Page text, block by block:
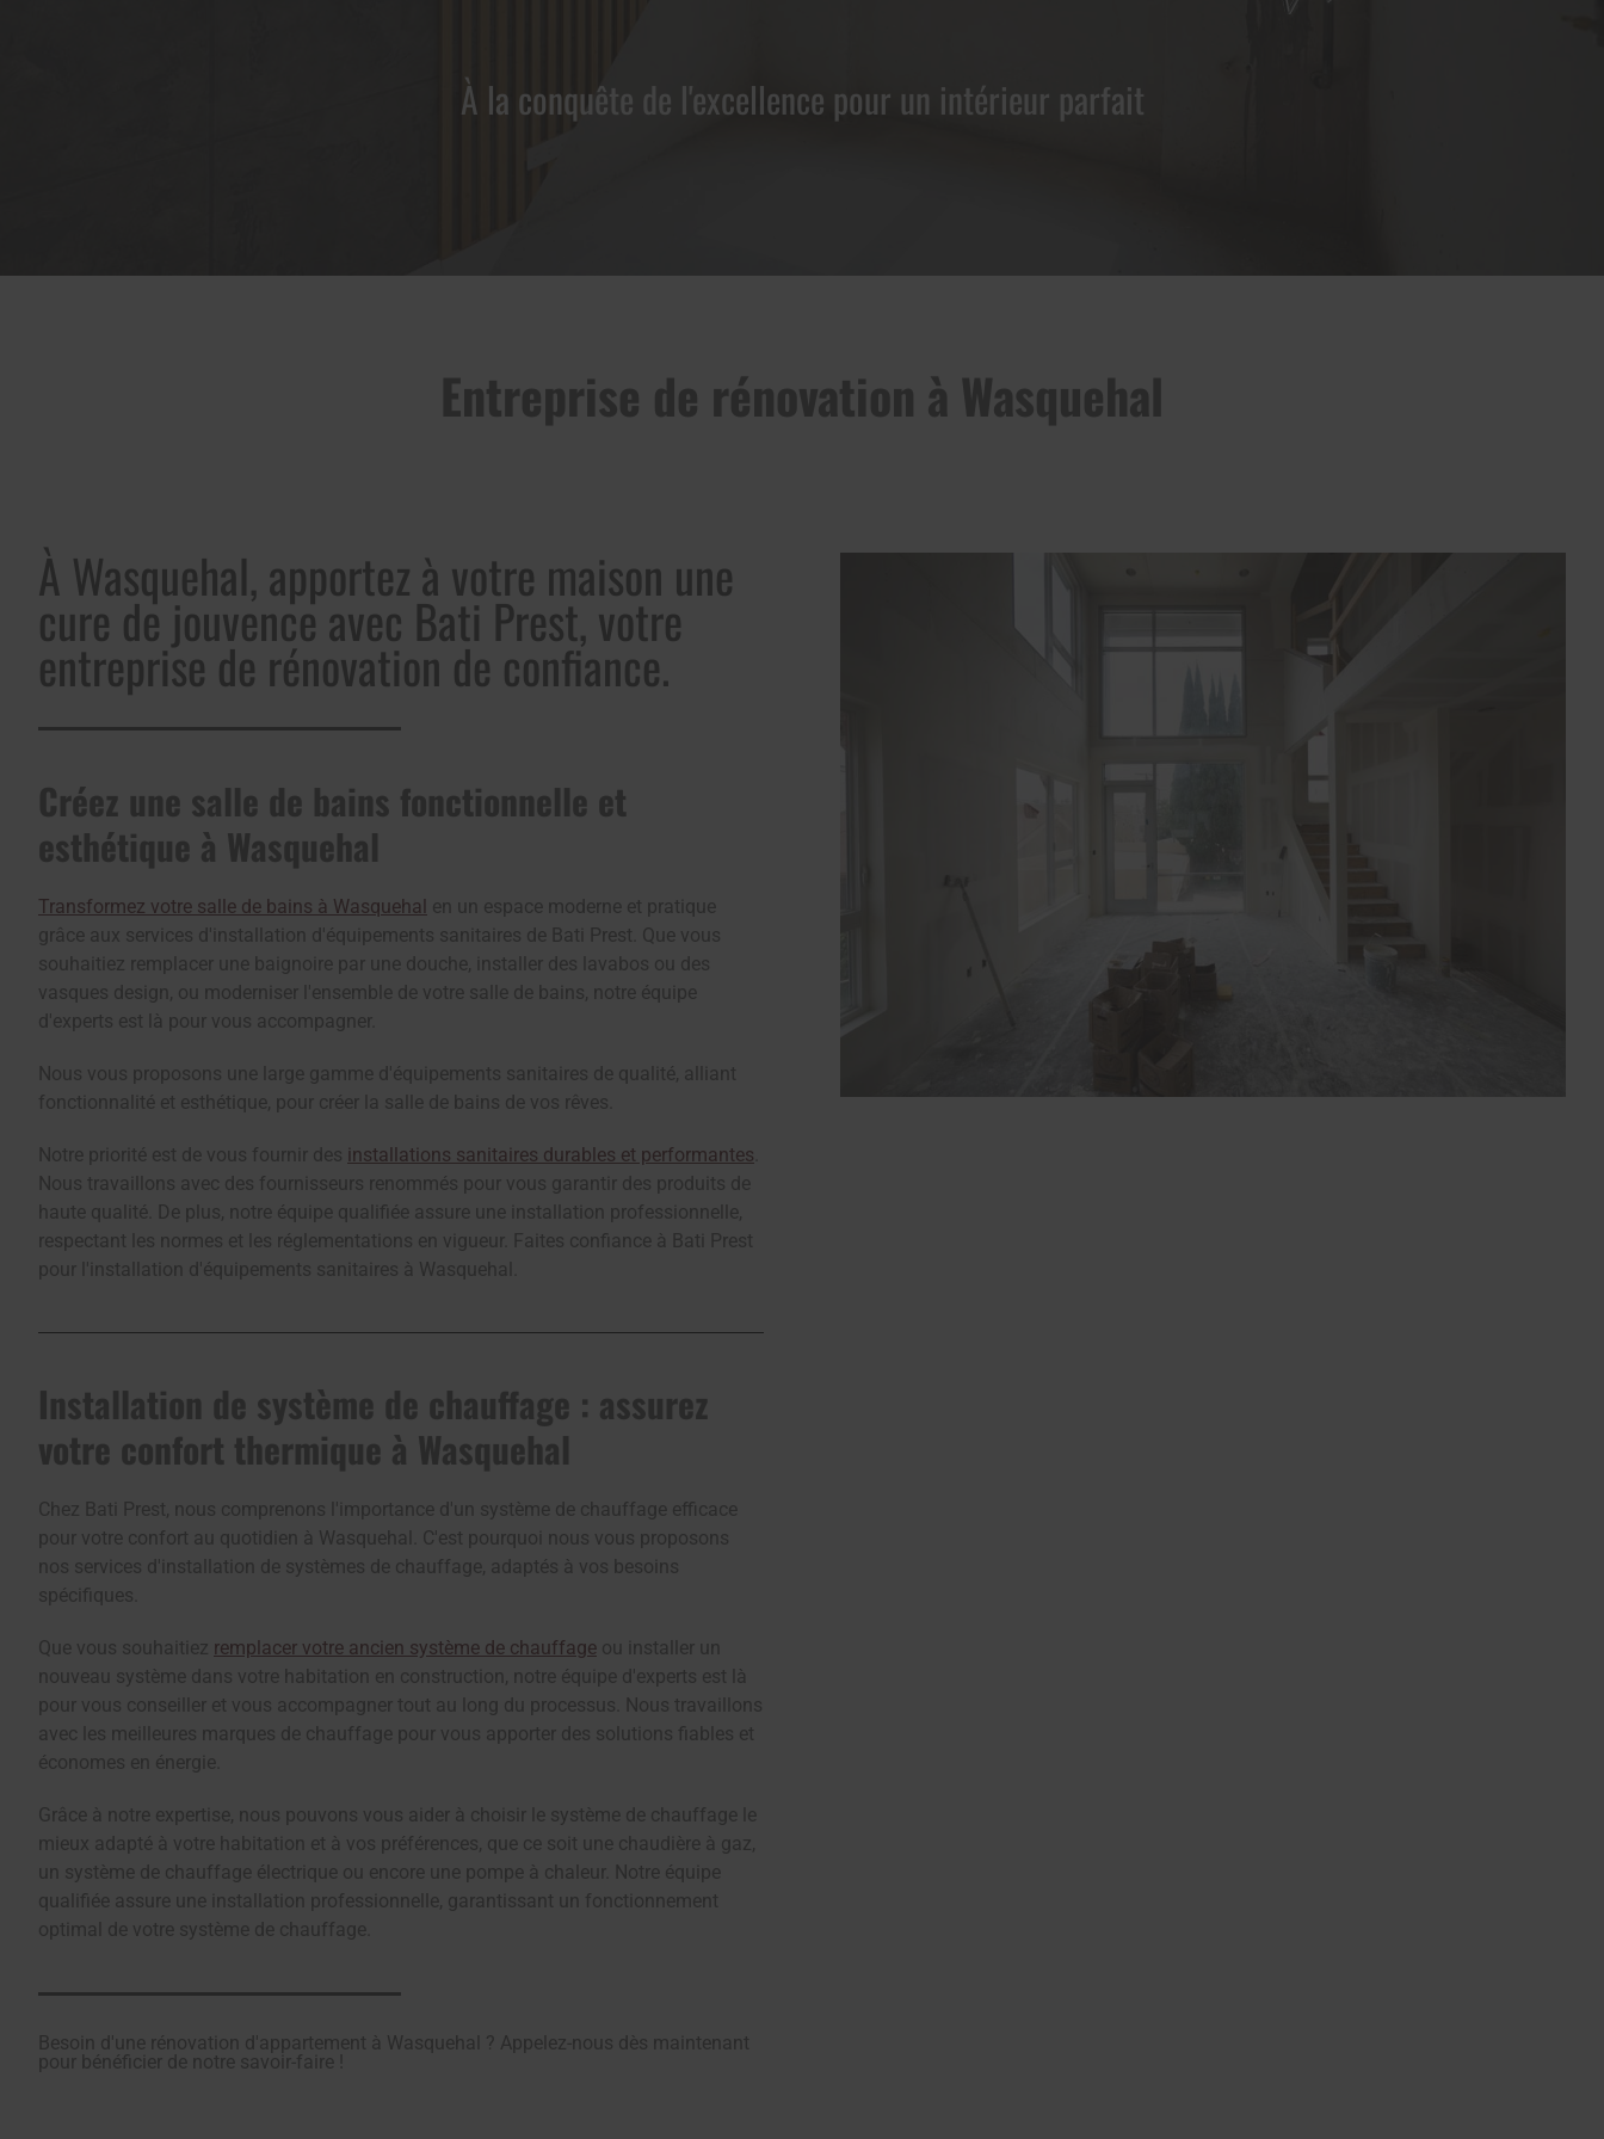
À la conquête de l'excellence pour un intérieur parfait
Entreprise de rénovation à Wasquehal
À Wasquehal, apportez à votre maison une
cure de jouvence avec Bati Prest, votre
entreprise de rénovation de confiance.
Créez une salle de bains fonctionnelle et
esthétique à Wasquehal
Transformez votre salle de bains à Wasquehal en un espace moderne et pratique
grâce aux services d'installation d'équipements sanitaires de Bati Prest. Que vous
souhaitiez remplacer une baignoire par une douche, installer des lavabos ou des
vasques design, ou moderniser l'ensemble de votre salle de bains, notre équipe
d'experts est là pour vous accompagner.
Nous vous proposons une large gamme d'équipements sanitaires de qualité, alliant
fonctionnalité et esthétique, pour créer la salle de bains de vos rêves.
Notre priorité est de vous fournir des installations sanitaires durables et performantes
Nous travaillons avec des fournisseurs renommés pour vous garantir des produits de
haute qualité. De plus, notre équipe qualifiée assure une installation professionnelle,
respectant les normes et les réglementations en vigueur. Faites confiance à Bati Prest
pour l'installation d'équipements sanitaires à Wasquehal.
Installation de système de chauffage : assurez
votre confort thermique à Wasquehal
Chez Bati Prest, nous comprenons l'importance d'un système de chauffage efficace
pour votre confort au quotidien à Wasquehal. C'est pourquoi nous vous proposons
nos services d'installation de systèmes de chauffage, adaptés à vos besoins
spécifiques.
Que vous souhaitiez remplacer votre ancien système de chauffage ou installer un
nouveau système dans votre habitation en construction, notre équipe d'experts est là
pour vous conseiller et vous accompagner tout au long du processus. Nous travaillons
avec les meilleures marques de chauffage pour vous apporter des solutions fiables et
économes en énergie.
Grâce à notre expertise, nous pouvons vous aider à choisir le système de chauffage le
mieux adapté à votre habitation et à vos préférences, que ce soit une chaudière à gaz,
un système de chauffage électrique ou encore une pompe à chaleur. Notre équipe
qualifiée assure une installation professionnelle, garantissant un fonctionnement
optimal de votre système de chauffage.
Besoin d'une rénovation d'appartement à Wasquehal ? Appelez-nous dès maintenant
pour bénéficier de notre savoir-faire !